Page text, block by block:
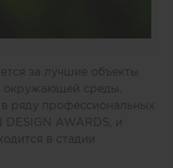
за лучшие объекты
среды.
ряду профессиональных
DESIGN AWARDS, и
в стадии